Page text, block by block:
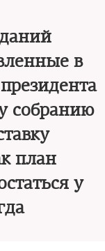
в
собранию
план
у